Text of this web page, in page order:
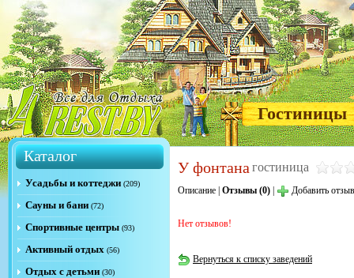
Гостиницы
Каталог
Усадьбы и коттеджи (209)
Сауны и бани (72)
Спортивные центры (93)
Активный отдых (56)
Отдых с детьми (30)
У фонтана гостиница
Описание Отзывы (0) Добавить отзыв
Нет отзывов!
Вернуться к списку заведений